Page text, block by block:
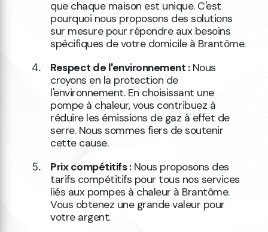
que chaque maison est unique. C'est
pourquoi nous proposons des solutions
sur mesure pour répondre aux besoins
spécifiques de votre domicile à Brantôme.
Respect de l'environnement :Nous
croyons en la protection de
l'environnement. En choisissant une
pompe à chaleur, vous contribuez à
réduire les émissions de gaz à effet de
serre. Nous sommes fiers de soutenir
cette cause.
Prix compétitifs :Nous proposons des
tarifs compétitifs pour tous nos services
liés aux pompes à chaleur à Brantôme.
Vous obtenez une grande valeur pour
votre argent.